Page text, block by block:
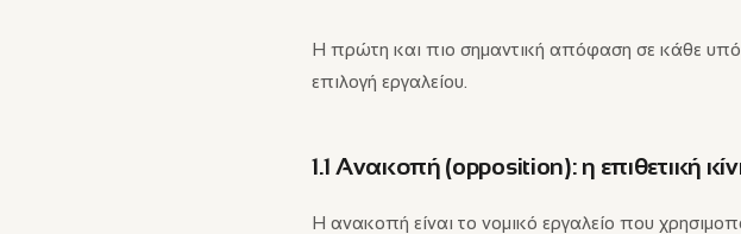
Η πρώτη και πιο σημαντική απόφαση σε κάθε
επιλογή εργαλείου.
1.1 Ανακοπή (opposition): η επιθετική
Η ανακοπή είναι το νομικό εργαλείο που